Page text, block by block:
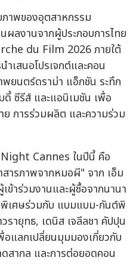
าพของอุตสาหกรรม
ลงานจากผู้ประกอบการไทย
du Film 2026 ภายใต้
เสนอโปรเจกต์และคอน
ยนตร์ดราม่า แอ็กชัน ระทึก
ซีรีส์ และแอนิเมชัน เพื่อ
การร่วมผลิต และความร่วม
Cannes ในปีนี้ คือ
ารภาพจากหมอผี" จาก เอ็ม
ข้าร่วมงานและผู้ซื้อจากนานา
พิเศษร่วมกับ แบมแบม-กันต์พิ
รายุทธ, เดนิส เจลีลชา คัปปุน
แลกเปลี่ยนมุมมองเกี่ยวกับ
สากล และการต่อยอดคอน